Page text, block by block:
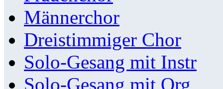
Männerchor
Dreistimmiger Chor
Solo-Gesang mit Instr
Solo-Gesang mit Org